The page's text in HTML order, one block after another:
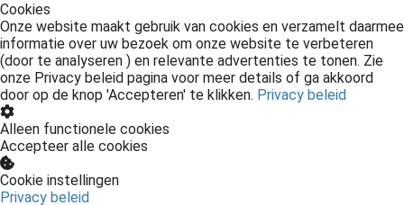
Cookies
Onze website maakt gebruik van cookies en verzamelt daarmee
informatie over uw bezoek om onze website te verbeteren
(door te analyseren ) en relevante advertenties te tonen. Zie
onze Privacy beleid pagina voor meer details of ga akkoord
door op de knop 'Accepteren' te klikken. Privacy beleid
Alleen functionele cookies
Accepteer alle cookies
Cookie instellingen
Privacy beleid